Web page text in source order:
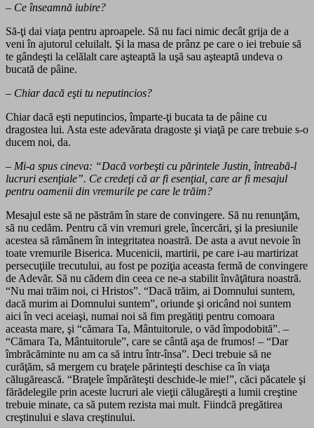
– Ce înseamnă iubire?
Să-ţi dai viaţa pentru aproapele. Să nu faci nimic decât grija de a
veni în ajutorul celuilalt. Şi la masa de prânz pe care o iei trebuie să
te gândeşti la celălalt care aşteaptă la uşă sau aşteaptă undeva o
bucată de pâine.
– Chiar dacă eşti tu neputincios?
Chiar dacă eşti neputincios, împarte-ţi bucata ta de pâine cu
dragostea lui. Asta este adevărata dragoste şi viaţă pe care trebuie s-o
ducem noi, da.
– Mi-a spus cineva: “Dacă vorbeşti cu părintele Justin, întreabă-l
lucruri esenţiale”. Ce credeţi că ar fi esenţial, care ar fi mesajul
pentru oamenii din vremurile pe care le trăim?
Mesajul este să ne păstrăm în stare de convingere. Să nu renunţăm,
să nu cedăm. Pentru că vin vremuri grele, încercări, şi la presiunile
acestea să rămânem în integritatea noastră. De asta a avut nevoie în
toate vremurile Biserica. Mucenicii, martirii, pe care i-au martirizat
persecuţiile trecutului, au fost pe poziţia aceasta fermă de convingere
de Adevăr. Să nu cădem din ceea ce ne-a stabilit învăţătura noastră.
“Nu mai trăim noi, ci Hristos”. “Dacă trăim, ai Domnului suntem,
dacă murim ai Domnului suntem”, oriunde şi oricând noi suntem
aici în veci aceiaşi, numai noi să fim pregătiţi pentru comoara
aceasta mare, şi “cămara Ta, Mântuitorule, o văd împodobită”. –
“Cămara Ta, Mântuitorule”, care se cântă aşa de frumos! – “Dar
îmbrăcăminte nu am ca să intru într-însa”. Deci trebuie să ne
curăţăm, să mergem cu braţele părinteşti deschise ca în viaţa
călugărească. “Braţele împărăteşti deschide-le mie!”, căci păcatele şi
fărădelegile prin aceste lucruri ale vieţii călugăreşti a lumii creştine
trebuie minate, ca să putem rezista mai mult. Fiindcă pregătirea
creştinului e slava creştinului.